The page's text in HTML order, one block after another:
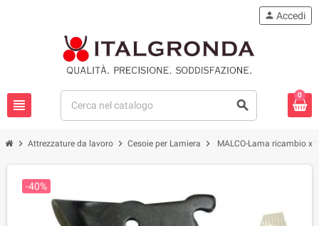
view_headline search
person Accedi
0
chevron_right Attrezzature da lavoro chevron_right Cesoie per Lamiera chevron_right MALCO-Lama ricambio x
-40%